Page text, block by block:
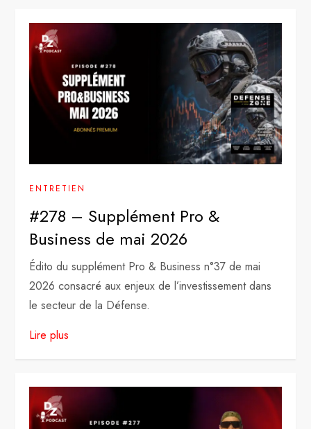
ENTRETIEN
#278 – Supplément Pro &
Business de mai 2026
Édito du supplément Pro & Business n°37 de mai
2026 consacré aux enjeux de l’investissement dans
le secteur de la Défense.
Lire plus